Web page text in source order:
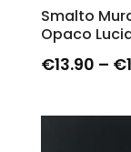
Smalto
Opaco
€13.90 – €